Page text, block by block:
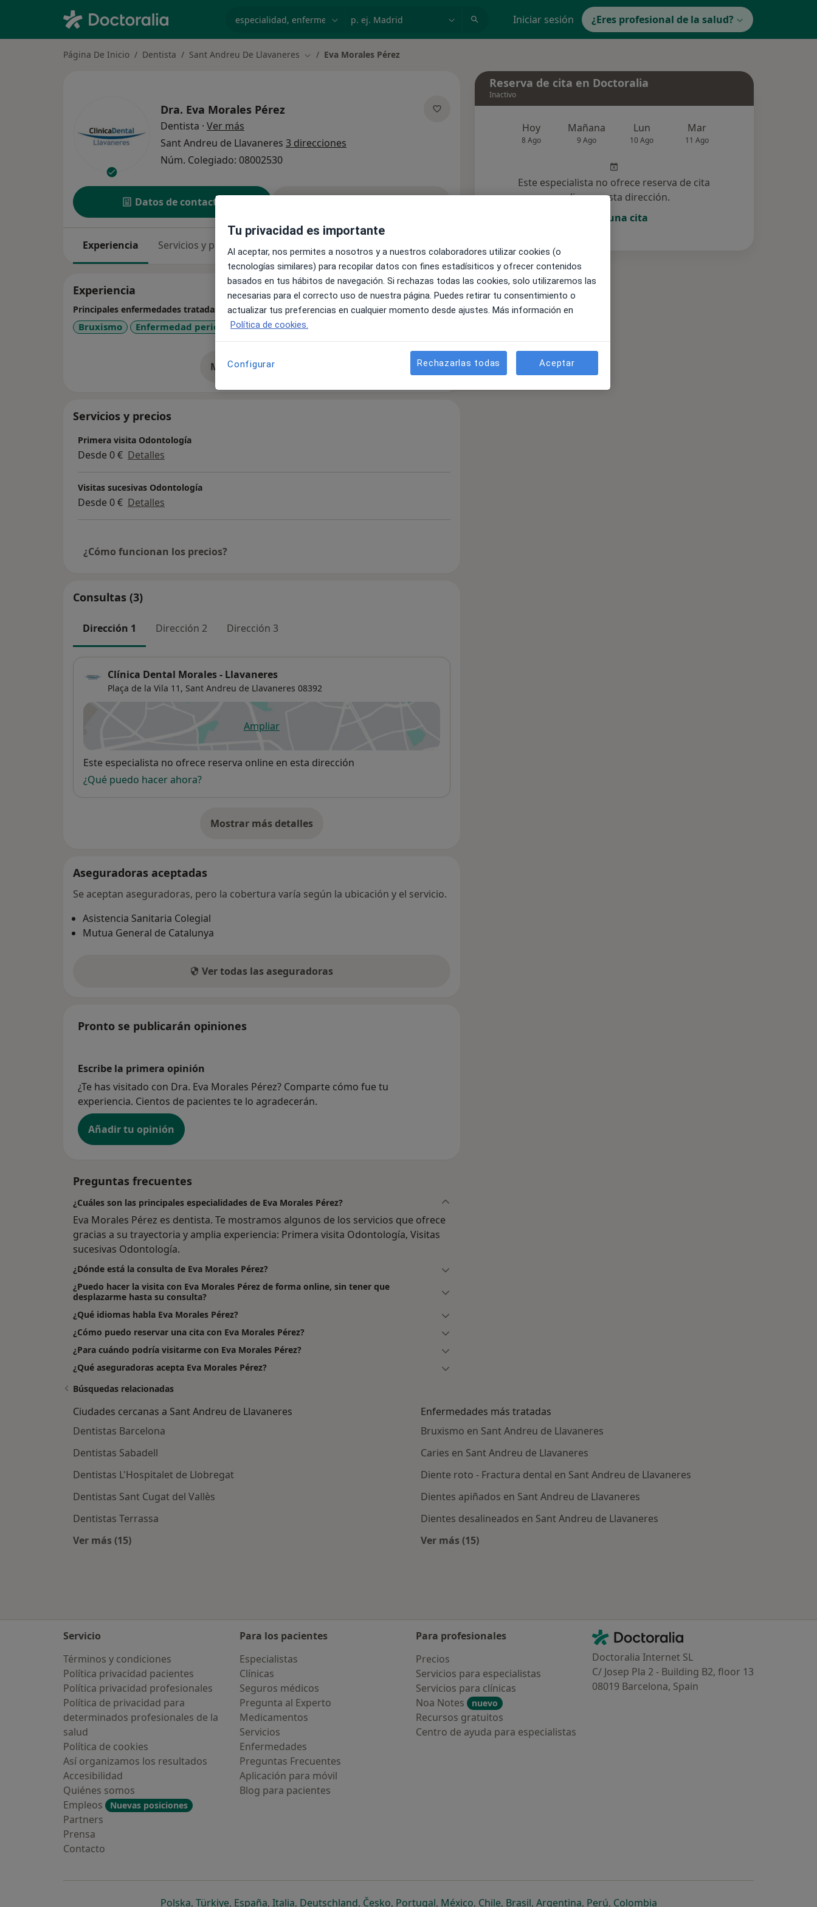
Iniciar sesión ¿Eres profesional de la salud?
Página De Inicio Dentista Sant Andreu De Llavaneres Cambiar de ciudad
Eva Morales Pérez
Dra. Eva Morales Pérez
Dentista · Ver más
Sant Andreu de Llavaneres 3 direcciones
Núm. Colegiado: 08002530
Datos de contacto
Experiencia Servicios y precios Opiniones
Experiencia
Principales enfermedades tratadas
Bruxismo Enfermedad periodontal Caries Gingivitis
Mostrar más detalles
Servicios y precios
Primera visita Odontología
Desde 0 € Detalles
Visitas sucesivas Odontología
Desde 0 € Detalles
¿Cómo funcionan los precios?
Consultas (3)
Dirección 1 Dirección 2 Dirección 3
Clínica Dental Morales - Llavaneres
Plaça de la Vila 11, Sant Andreu de Llavaneres 08392
Ampliarse abre en una nueva pestaña
Disponibilidad
Este especialista no ofrece reserva online en esta dirección
¿Qué puedo hacer ahora?
Mostrar más detalles
sobre la dirección
Aseguradoras aceptadas
Se aceptan aseguradoras, pero la cobertura varía según la ubicación y el servicio.
Asistencia Sanitaria Colegial
Mutua General de Catalunya
Ver todas las aseguradoras
Pronto se publicarán opiniones
Escribe la primera opinión
¿Te has visitado con Dra. Eva Morales Pérez? Comparte cómo fue tu
experiencia. Cientos de pacientes te lo agradecerán.
Añadir tu opinión
Preguntas frecuentes
¿Cuáles son las principales especialidades de Eva Morales Pérez?
Eva Morales Pérez es dentista. Te mostramos algunos de los servicios que ofrece
gracias a su trayectoria y amplia experiencia: Primera visita Odontología, Visitas
sucesivas Odontología.
¿Dónde está la consulta de Eva Morales Pérez?
¿Puedo hacer la visita con Eva Morales Pérez de forma online, sin tener que
desplazarme hasta su consulta?
¿Qué idiomas habla Eva Morales Pérez?
¿Cómo puedo reservar una cita con Eva Morales Pérez?
¿Para cuándo podría visitarme con Eva Morales Pérez?
¿Qué aseguradoras acepta Eva Morales Pérez?
Reserva de cita en Doctoralia
Inactivo
Hoy
8 Ago
Mañana
9 Ago
Lun
10 Ago
Mar
11 Ago
Este especialista no ofrece reserva de cita
online en esta dirección.
Pedir una cita
Búsquedas relacionadas
Ciudades cercanas a Sant Andreu de Llavaneres
Dentistas Barcelona
Dentistas Sabadell
Dentistas L'Hospitalet de Llobregat
Dentistas Sant Cugat del Vallès
Dentistas Terrassa
Ver más (15)
Enfermedades más tratadas
Bruxismo en Sant Andreu de Llavaneres
Caries en Sant Andreu de Llavaneres
Diente roto - Fractura dental en Sant Andreu de Llavaneres
Dientes apiñados en Sant Andreu de Llavaneres
Dientes desalineados en Sant Andreu de Llavaneres
Ver más (15)
Servicio
Términos y condiciones
Política privacidad pacientes
Política privacidad profesionales
Política de privacidad para
determinados profesionales de la
salud
Política de cookies
Así organizamos los resultados
Accesibilidad
Quiénes somos
Empleos
Nuevas posiciones
Partners
Prensa
Contacto
Para los pacientes
Especialistas
Clínicas
Seguros médicos
Pregunta al Experto
Medicamentos
Servicios
Enfermedades
Preguntas Frecuentes
Aplicación para móvil
Blog para pacientes
Para profesionales
Precios
Servicios para especialistas
Servicios para clínicas
Noa Notes
nuevo
Recursos gratuitos
Centro de ayuda para especialistas
Contacto
Doctoralia - Página de inicio
Doctoralia Internet SL
C/ Josep Pla 2 - Building B2, floor 13
08019 Barcelona, Spain
Polskase abre en una nueva pestaña
, Türkiyese abre en una nueva pestaña
, Españase abre en una nueva pestaña
, Italiase abre en una nueva pestaña
, Deutschlandse abre en una nueva pestaña
, Českose abre en una nueva pestaña
, Portugalse abre en una nueva pestaña
, Méxicose abre en una nueva pestaña
, Chilese abre en una nueva pestaña
, Brasilse abre en una nueva pestaña
, Argentinase abre en una nueva pestaña
, Perúse abre en una nueva pestaña
, Colombiase abre en una nueva pestaña
Tu privacidad es importante
Al aceptar, nos permites a nosotros y a nuestros colaboradores utilizar cookies (o
tecnologías similares) para recopilar datos con fines estadísiticos y ofrecer contenidos
basados en tus hábitos de navegación. Si rechazas todas las cookies, solo utilizaremos las
necesarias para el correcto uso de nuestra página. Puedes retirar tu consentimiento o
actualizar tus preferencias en cualquier momento desde ajustes. Más información en
Política de cookies.
Configurar Rechazarlas todas Aceptar